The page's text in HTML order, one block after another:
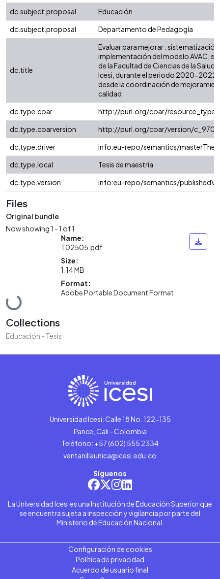
dc.subject.proposal
Educación
dc.subject.proposal
Departamento de Pedagogía
dc.title
Evaluar para mejorar : sistematización
implementación del modelo AVAC,
de la Facultad de Ciencias de la Salud
Icesi, durante el periodo 2020-2022.
desde la coordinación de
calidad.
dc.type.coar
http://purl.org/coar/resource_type/
dc.type.coarversion
http://purl.org/coar/version/
dc.type.driver
info:eu-repo/semantics/
dc.type.local
Tesis de maestría
dc.type.version
info:eu-repo/semantics/
Files
Original bundle
Now showing1 - 1 of 1
Loading...
Name:
T02505.pdf
Size:
1.14 MB
Format:
Adobe Portable Document Format
Collections
Educación - Tesis
Universidad Icesi: Calle 18 No. 122-135
Pance, Cali - Colombia
Teléfono: +57 (602) 555 2334
ventanillaunica@icesi.edu.co
Síguenos
La Universidad Icesi es una Institución de Educación Superior que
se encuentra sujeta a inspección y vigilancia por parte del
Ministerio de Educación Nacional.
Configuración de cookies
Política de privacidad
Acuerdo de usuario final